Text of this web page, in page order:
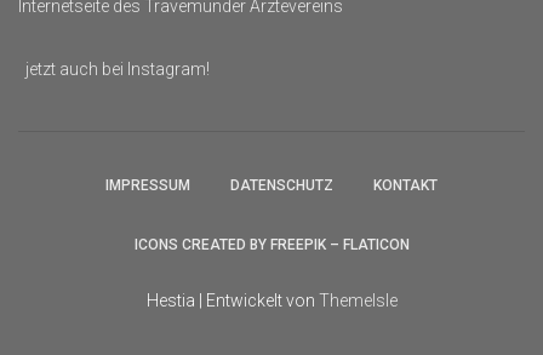
Internetseite des Travemünder Ärztevereins
jetzt auch bei Instagram!
IMPRESSUM DATENSCHUTZ KONTAKT
ICONS CREATED BY FREEPIK – FLATICON
Hestia | Entwickelt von ThemeIsle